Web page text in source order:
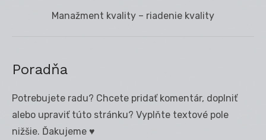
Next
Manažment kvality – riadenie kvality
Poradňa
Potrebujete radu? Chcete pridať komentár, doplniť
alebo upraviť túto stránku? Vyplňte textové pole
nižšie. Ďakujeme ♥